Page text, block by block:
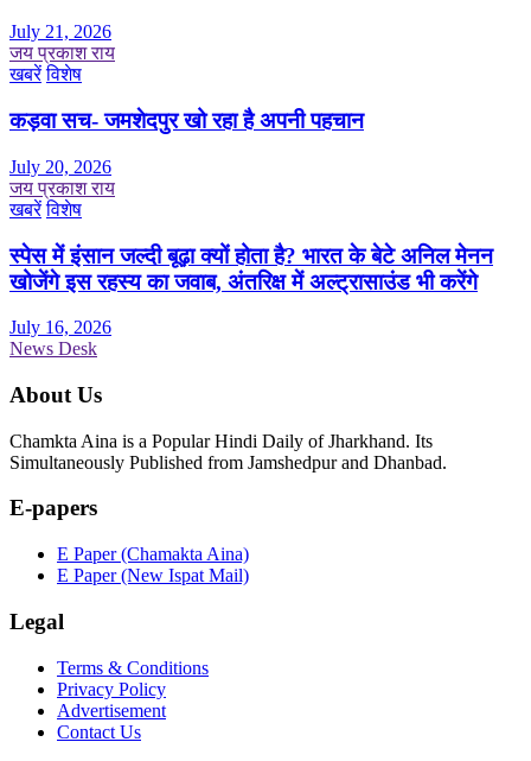
July 21, 2026
जय प्रकाश राय
खबरें विशेष
कड़वा सच- जमशेदपुर खो रहा है अपनी पहचान
July 20, 2026
जय प्रकाश राय
खबरें विशेष
स्पेस में इंसान जल्दी बूढ़ा क्यों होता है? भारत के बेटे अनिल मेनन
खोजेंगे इस रहस्य का जवाब, अंतरिक्ष में अल्ट्रासाउंड भी करेंगे
July 16, 2026
News Desk
About Us
Chamkta Aina is a Popular Hindi Daily of Jharkhand. Its
Simultaneously Published from Jamshedpur and Dhanbad.
E-papers
E Paper (Chamakta Aina)
E Paper (New Ispat Mail)
Legal
Terms & Conditions
Privacy Policy
Advertisement
Contact Us